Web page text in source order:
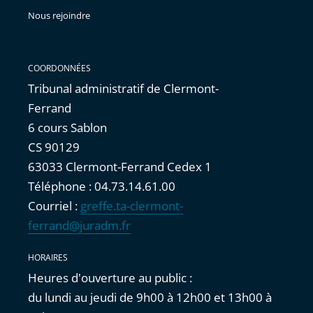
Nous rejoindre
COORDONNÉES
Tribunal administratif de Clermont-
Ferrand
6 cours Sablon
CS 90129
63033 Clermont-Ferrand Cedex 1
Téléphone : 04.73.14.61.00
Courriel : greffe.ta-clermont-
ferrand@juradm.fr
HORAIRES
Heures d'ouverture au public :
du lundi au jeudi de 9h00 à 12h00 et 13h00 à